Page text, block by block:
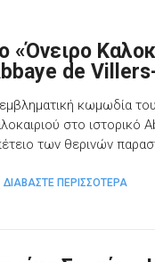
«Όνειρο
de
κωμωδία
στο ιστορικό
των θερινών
ΔΙΑΒΑΣΤΕ ΠΕΡΙΣΣΟΤΕΡΑ